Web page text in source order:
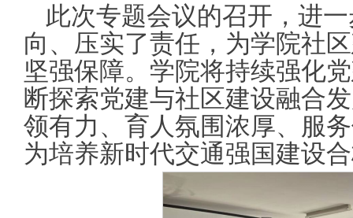
此次专题会议的召开，进
向、压实了责任，为学院社
坚强保障。学院将持续强化
断探索党建与社区建设融合
领有力、育人氛围浓厚、服
为培养新时代交通强国建设